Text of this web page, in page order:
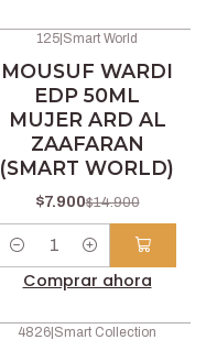
125 Smart World
MOUSUF WARDI
EDP 50ML
MUJER ARD AL
ZAAFARAN
(SMART WORLD)
$7.900$14.900
Cantidad
Comprar ahora
4826|Smart Collection